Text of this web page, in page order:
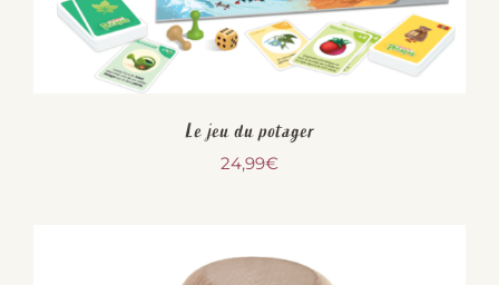
Le jeu du potager
24,99€